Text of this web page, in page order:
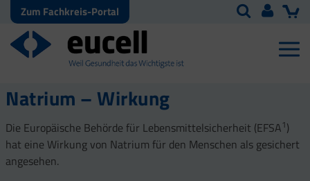
Zum Fachkreis-Portal
Natrium – Wirkung
Die Europäische Behörde für Lebensmittelsicherheit (EFSA1)
hat eine Wirkung von Natrium für den Menschen als gesichert
angesehen.